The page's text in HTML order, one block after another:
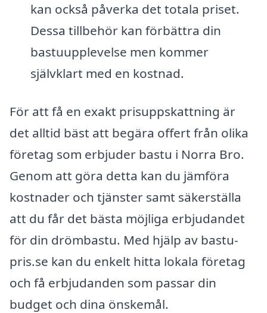
kan också påverka det totala priset.
Dessa tillbehör kan förbättra din
bastuupplevelse men kommer
självklart med en kostnad.
För att få en exakt prisuppskattning är
det alltid bäst att begära offert från olika
företag som erbjuder bastu i Norra Bro.
Genom att göra detta kan du jämföra
kostnader och tjänster samt säkerställa
att du får det bästa möjliga erbjudandet
för din drömbastu. Med hjälp av bastu-
pris.se kan du enkelt hitta lokala företag
och få erbjudanden som passar din
budget och dina önskemål.